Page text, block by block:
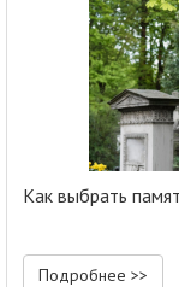
Как выбрать
Подробнее >>